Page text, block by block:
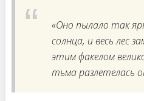
«Оно пылало так
солнца, и весь лес
этим факелом
тьма разлетелась